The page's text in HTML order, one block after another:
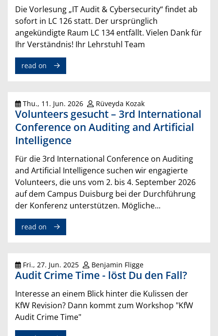
Die Vorlesung „IT Audit & Cybersecurity“ findet ab
sofort in LC 126 statt. Der ursprünglich
angekündigte Raum LC 134 entfällt. Vielen Dank für
Ihr Verständnis! Ihr Lehrstuhl Team
read on
Thu., 11. Jun. 2026 Rüveyda Kozak
Volunteers gesucht – 3rd International
Conference on Auditing and Artificial
Intelligence
Für die 3rd International Conference on Auditing
and Artificial Intelligence suchen wir engagierte
Volunteers, die uns vom 2. bis 4. September 2026
auf dem Campus Duisburg bei der Durchführung
der Konferenz unterstützen. Mögliche...
read on
Fri., 27. Jun. 2025 Benjamin Fligge
Audit Crime Time - löst Du den Fall?
Interesse an einem Blick hinter die Kulissen der
KfW Revision? Dann kommt zum Workshop "KfW
Audit Crime Time"